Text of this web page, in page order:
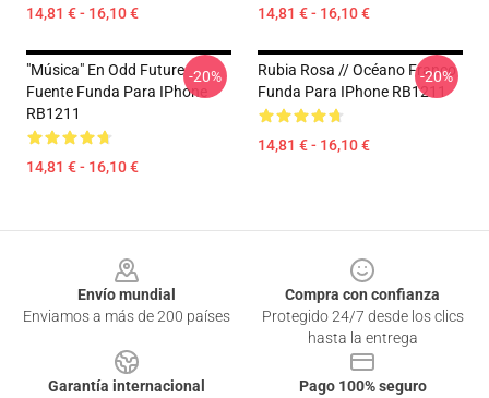
14,81 € - 16,10 € 14,81 € - 16,10 €
"Música" En Odd Future
Fuente Funda Para IPhone
RB1211
14,81 € - 16,10 €
-20%
Rubia Rosa // Océano Franco
Funda Para IPhone RB1211
14,81 € - 16,10 €
-20%
Envío mundial
Enviamos a más de 200 países
Compra con confianza
Protegido 24/7 desde los clics
hasta la entrega
Garantía internacional
Pago 100% seguro